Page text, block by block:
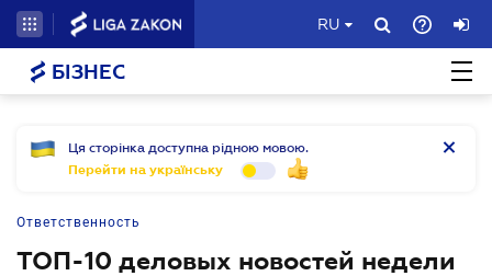
RU
БІЗНЕС
Ця сторінка доступна рідною мовою.
Перейти на українську
Ответственность
ТОП-10 деловых новостей недели